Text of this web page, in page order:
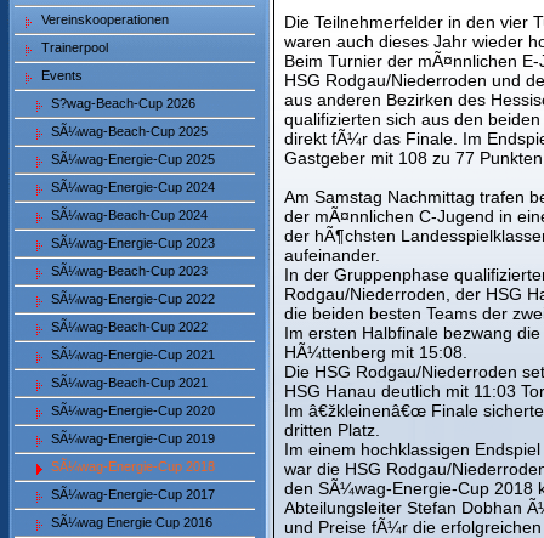
Vereinskooperationen
Trainerpool
Events
S?wag-Beach-Cup 2026
SÃ¼wag-Beach-Cup 2025
SÃ¼wag-Energie-Cup 2025
SÃ¼wag-Energie-Cup 2024
SÃ¼wag-Beach-Cup 2024
SÃ¼wag-Energie-Cup 2023
SÃ¼wag-Beach-Cup 2023
SÃ¼wag-Energie-Cup 2022
SÃ¼wag-Beach-Cup 2022
SÃ¼wag-Energie-Cup 2021
SÃ¼wag-Beach-Cup 2021
SÃ¼wag-Energie-Cup 2020
SÃ¼wag-Energie-Cup 2019
SÃ¼wag-Energie-Cup 2018
SÃ¼wag-Energie-Cup 2017
SÃ¼wag Energie Cup 2016
Die Teilnehmerfelder in den vier
waren auch dieses Jahr wieder
Beim Turnier der mÃ¤nnlichen
HSG Rodgau/Niederroden und
aus anderen Bezirken des
qualifizierten sich aus den
direkt fÃ¼r das Finale. Im
Gastgeber mit 108 zu 77
Am Samstag Nachmittag trafen
der mÃ¤nnlichen C-Jugend in
der hÃ¶chsten
aufeinander.
In der Gruppenphase
Rodgau/Niederroden, der HSG
die beiden besten Teams der
Im ersten Halbfinale bezwang
HÃ¼ttenberg mit 15:08.
Die HSG Rodgau/Niederroden
HSG Hanau deutlich mit 11:03
Im â€žkleinenâ€œ Finale
dritten Platz.
Im einem hochklassigen
war die HSG Rodgau/
den SÃ¼wag-Energie-Cup 2018
Abteilungsleiter Stefan Dobhan
und Preise fÃ¼r die erfolgreichen